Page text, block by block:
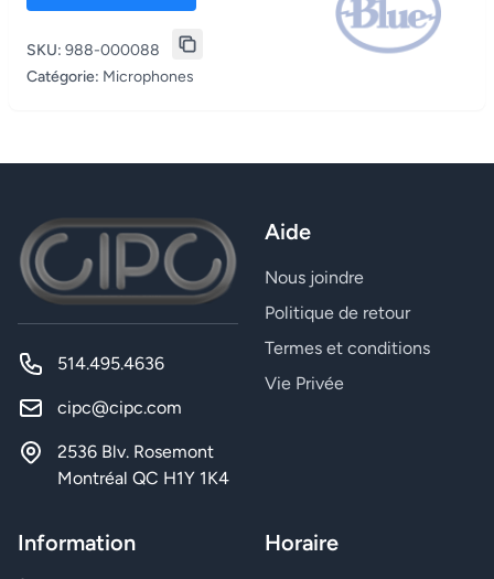
SKU: 988-000088
Catégorie: Microphones
514.495.4636
cipc@cipc.com
2536 Blv. Rosemont
Montréal QC H1Y 1K4
Aide
Nous joindre
Politique de retour
Termes et conditions
Vie Privée
Information Horaire